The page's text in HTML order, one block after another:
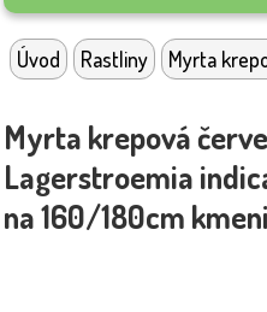
Úvod Rastliny Myrta
Myrta krepová
Lagerstroemia
na 160/180cm kmeni